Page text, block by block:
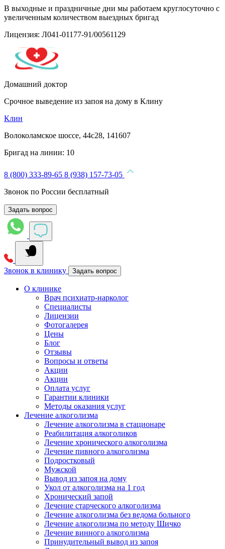
В выходные и праздничные дни мы работаем круглосуточно с
увеличенным количеством выездных бригад
Лицензия: Л041-01177-91/00561129
Домашний доктор
Срочное выведение из запоя на дому в Клину
Клин
Волоколамское шоссе, 44с28, 141607
Бригад на линии: 10
8 (800) 333-89-65 8 (938) 157-73-05
Звонок по России бесплатный
Задать вопрос
Звонок в клинику Задать вопрос
О клинике
Врач психиатр-нарколог
Специалисты
Лицензии
Фотогалерея
Цены
Блог
Отзывы
Вопросы и ответы
Акции
Акции
Оплата услуг
Гарантии клиники
Методы оказания услуг
Лечение алкоголизма
Лечение алкоголизма в стационаре
Реабилитация алкоголиков
Лечение хронического алкоголизма
Лечение пивного алкоголизма
Подростковый
Мужской
Вывод из запоя на дому
Укол от алкоголизма на 1 год
Хронический запой
Лечение старческого алкоголизма
Лечение алкоголизма без ведома больного
Лечение алкоголизма по методу Шичко
Лечение винного алкоголизма
Принудительный вывод из запоя